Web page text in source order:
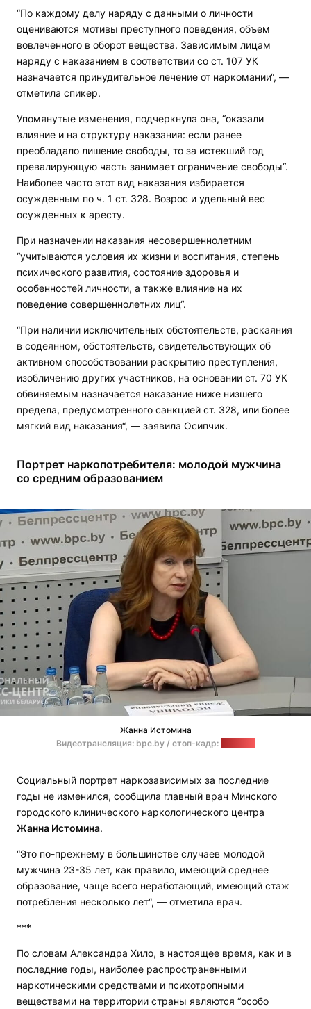
“По каждому делу наряду с данными о личности
оцениваются мотивы преступного поведения, объем
вовлеченного в оборот вещества. Зависимым лицам
наряду с наказанием в соответствии со ст. 107 УК
назначается принудительное лечение от наркомании“, —
отметила спикер.
Упомянутые изменения, подчеркнула она, “оказали
влияние и на структуру наказания: если ранее
преобладало лишение свободы, то за истекший год
превалирующую часть занимает ограничение свободы“.
Наиболее часто этот вид наказания избирается
осужденным по ч. 1 ст. 328. Возрос и удельный вес
осужденных к аресту.
При назначении наказания несовершеннолетним
“учитываются условия их жизни и воспитания, степень
психического развития, состояние здоровья и
особенностей личности, а также влияние на их
поведение совершеннолетних лиц“.
“При наличии исключительных обстоятельств, раскаяния
в содеянном, обстоятельств, свидетельствующих об
активном способствовании раскрытию преступления,
изобличению других участников, на основании ст. 70 УК
обвиняемым назначается наказание ниже низшего
предела, предусмотренного санкцией ст. 328, или более
мягкий вид наказания“, — заявила Осипчик.
Портрет наркопотребителя: молодой мужчина
со средним образованием
Жанна Истомина
Видеотрансляция: bpc.by / стоп-кадр:
Социальный портрет наркозависимых за последние
годы не изменился, сообщила главный врач Минского
городского клинического наркологического центра
Жанна Истомина.
“Это по-прежнему в большинстве случаев молодой
мужчина 23-35 лет, как правило, имеющий среднее
образование, чаще всего неработающий, имеющий стаж
потребления несколько лет“, — отметила врач.
***
По словам Александра Хило, в настоящее время, как и в
последние годы, наиболее распространенными
наркотическими средствами и психотропными
веществами на территории страны являются “особо